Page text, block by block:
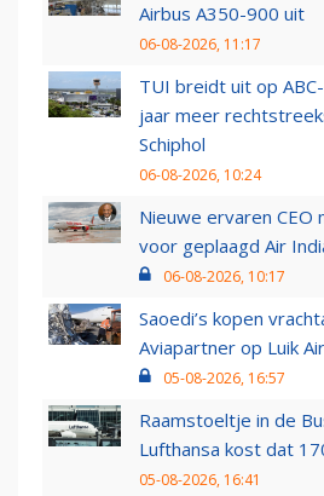
Airbus A350-900 uit
06-08-2026, 11:17
TUI breidt uit op
jaar meer
Schiphol
06-08-2026, 10:24
Nieuwe ervaren
voor geplaagd Air
06-08-2026, 10:17
Saoedi’s kopen
Aviapartner op Luik
05-08-2026, 16:57
Raamstoeltje in de
Lufthansa kost dat
05-08-2026, 16:41